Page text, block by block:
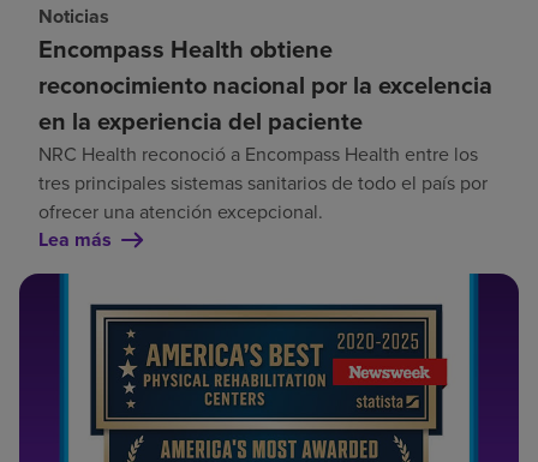
Noticias
Encompass Health obtiene
reconocimiento nacional por la excelencia
en la experiencia del paciente
NRC Health reconoció a Encompass Health entre los
tres principales sistemas sanitarios de todo el país por
ofrecer una atención excepcional.
Lea más